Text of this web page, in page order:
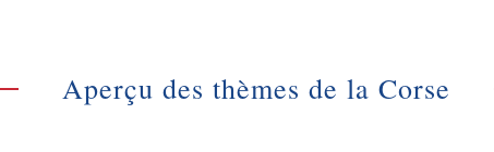
Aperçu des thèmes de la Corse